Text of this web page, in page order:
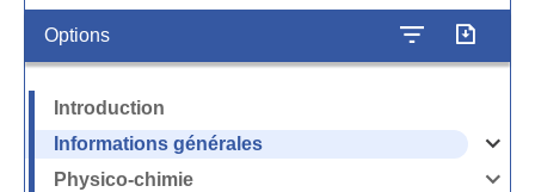
Options
Introduction
Informations générales
Ouvrir
la
Physico-chimie
Ouvrir